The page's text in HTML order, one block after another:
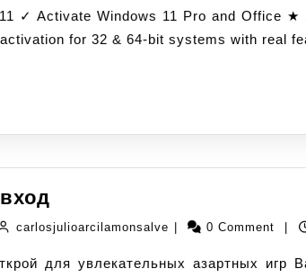
for 32 & 64-bit systems with real
carlosjulioarcilamonsalve 0 Comment